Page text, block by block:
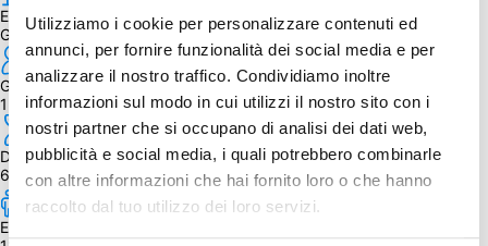
Utilizziamo i cookie per personalizzare contenuti ed
annunci, per fornire funzionalità dei social media e per
analizzare il nostro traffico. Condividiamo inoltre
informazioni sul modo in cui utilizzi il nostro sito con i
nostri partner che si occupano di analisi dei dati web,
pubblicità e social media, i quali potrebbero combinarle
con altre informazioni che hai fornito loro o che hanno
raccolto dal tuo utilizzo dei loro servizi.
Editore
Garphill Games
Giocatori
1 - 4
Durata
60 - 90 min.
Età